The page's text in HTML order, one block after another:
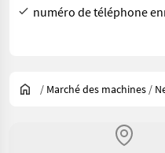
numéro de téléphone
/ Marché des machines /